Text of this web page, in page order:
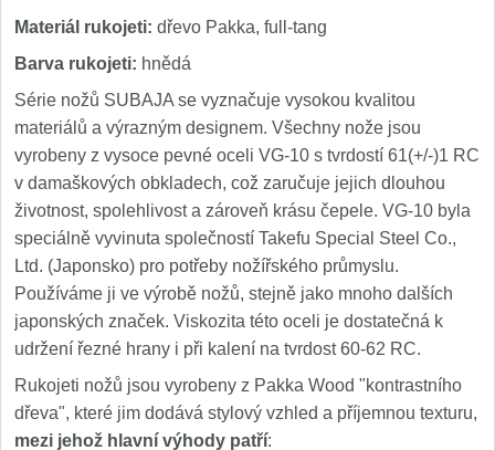
Materiál rukojeti: dřevo Pakka, full-tang
Barva rukojeti: hnědá
Série nožů SUBAJA se vyznačuje vysokou kvalitou
materiálů a výrazným designem. Všechny nože jsou
vyrobeny z vysoce pevné oceli VG-10 s tvrdostí 61(+/-)1 RC
v damaškových obkladech, což zaručuje jejich dlouhou
životnost, spolehlivost a zároveň krásu čepele. VG-10 byla
speciálně vyvinuta společností Takefu Special Steel Co.,
Ltd. (Japonsko) pro potřeby nožířského průmyslu.
Používáme ji ve výrobě nožů, stejně jako mnoho dalších
japonských značek. Viskozita této oceli je dostatečná k
udržení řezné hrany i při kalení na tvrdost 60-62 RC.
Rukojeti nožů jsou vyrobeny z Pakka Wood "kontrastního
dřeva", které jim dodává stylový vzhled a příjemnou texturu,
mezi jehož hlavní výhody patří: